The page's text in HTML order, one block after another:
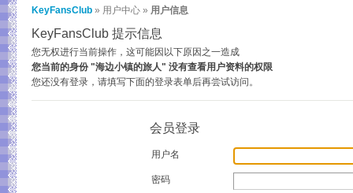
KeyFansClub » 用户中心 » 用户信息
KeyFansClub 提示信息
您无权进行当前操作，这可能因以下原因之一造成
您当前的身份 "海边小镇的旅人" 没有查看用户资料的权限
您还没有登录，请填写下面的登录表单后再尝试访问。
会员登录
用户名
密码